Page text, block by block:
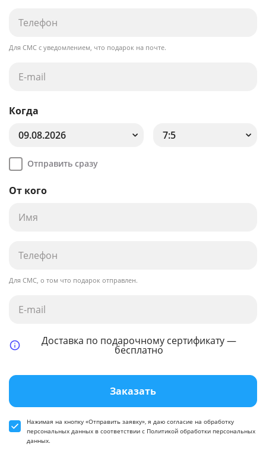
Для СМС с уведомлением, что подарок на почте.
Когда
09.08.2026
7:5
Отправить сразу
От кого
Для СМС, о том что подарок отправлен.
Доставка по подарочному сертификату —
бесплатно
Заказать
Нажимая на кнопку «Отправить заявку», я даю согласие на обработку
персональных данных в соответствии с Политикой обработки персональных
данных.